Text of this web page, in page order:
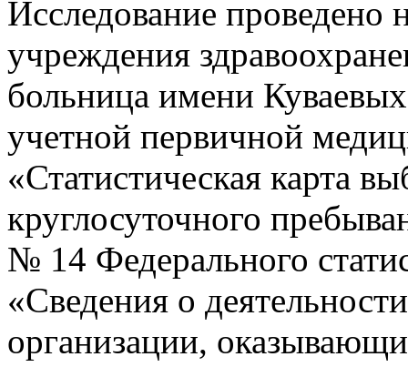
Исследование проведено
учреждения
больница имени
учетной первичной
«Статистическая карта
круглосуточного
№ 14 Федерального
«Сведения о
организации,